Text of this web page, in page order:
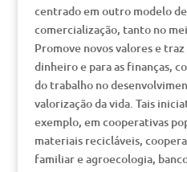
centrado em outro modelo
comercialização, tanto no
Promove novos valores e
dinheiro e para as finanças,
do trabalho no
valorização da vida. Tais
exemplo, em cooperativas
materiais recicláveis,
familiar e agroecologia,